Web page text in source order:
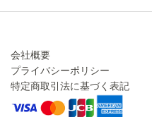
会社概要
プライバシーポリシー
特定商取引法に基づく表記